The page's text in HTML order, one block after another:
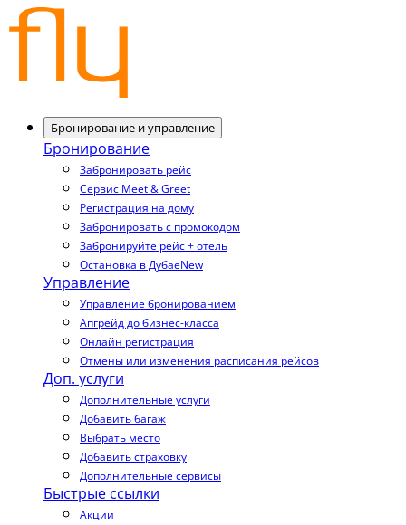
Бронирование и управление
Бронирование
Забронировать рейс
Сервис Meet & Greet
Регистрация на дому
Забронировать с промокодом
Забронируйте рейс + отель
Остановка в ДубаеNew
Управление
Управление бронированием
Апгрейд до бизнес-класса
Онлайн регистрация
Отмены или изменения расписания рейсов
Доп. услуги
Дополнительные услуги
Добавить багаж
Выбрать место
Добавить страховку
Дополнительные сервисы
Быстрые ссылки
Акции